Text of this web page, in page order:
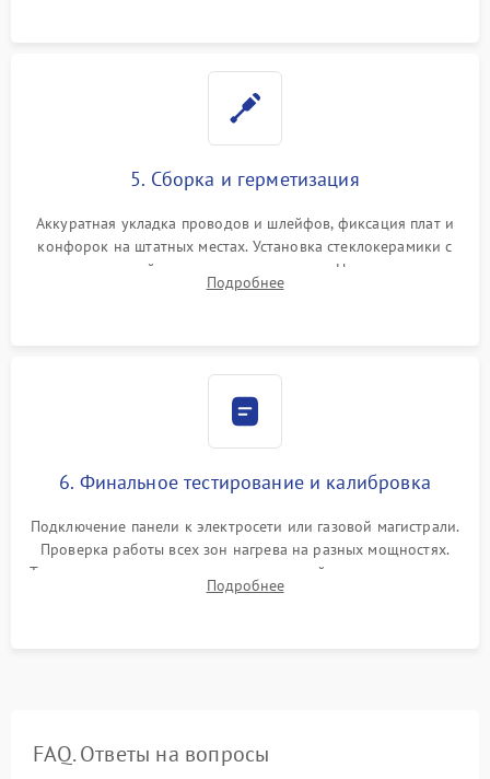
5. Сборка и герметизация
Аккуратная укладка проводов и шлейфов, фиксация плат и
конфорок на штатных местах. Установка стеклокерамики с
проверкой равномерности зазоров. Нанесение
термостойкого герметика или укладка уплотнительной
Подробнее
6. Финальное тестирование и калибровка
Подключение панели к электросети или газовой магистрали.
Проверка работы всех зон нагрева на разных мощностях.
Тестирование сенсорного управления, таймера, индикаторов
остаточного тепла и систем защиты от перегрева.
Подробнее
FAQ. Ответы на вопросы